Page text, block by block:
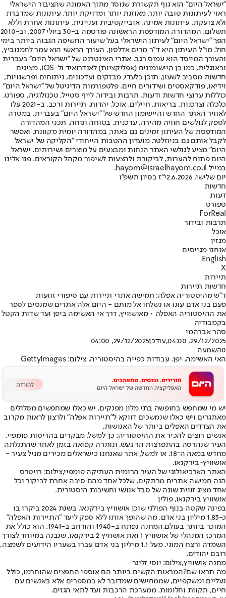
"ישראל היום" הוא גוף תקשורת שנוסד מתוך האמונה שהציבור הישראלי
ראוי לעיתונות טובה יותר, מאוזנת יותר ומדויקת יותר. עיתונות שמדברת
ולא צועקת. עיתונות אמינה, אובייקטיבית ועניינית. עיתונות אחרת וללא
תשלום. המהדורה המודפסת הראשונה פורסמה ב-30 ביולי 2007, וב-2010
הפך "ישראל היום" לעיתון הישראלי בעל שיעור החשיפה הגבוה ביותר בימי
חול. מו"ל העיתון היא ד"ר מרים אדלסון. העורך הראשי הוא עמר לחמנוביץ,
והעורך המייסד הוא עמוס רגב. אתרי האינטרנט של "ישראל היום" בעברית
ובאנגלית, כמו כן היישומונים (אפליקציות) לאנדרואיד ול-iOS, מציגים
חדשות מסביב לשעון, תוכן בלעדי, מבזקים ועדכונים, ניתוחים ופרשנויות,
וידיאו, פודקאסטים ושידורים חיים. פלטפורמות הדיגיטל של "ישראל היום"
כוללות ערוצי חדשות ודעות, תרבות ובידור, לייף סטייל, טכנולוגיה, ספורט,
כלכלה וצרכנות, בריאות, חיילים, אוכל, יהדות, תיירות ורכב. ב-2021 עלו
לאוויר האתר החדש והיישומון החדש של "ישראל היום" בעברית, במטרה
לספק לגולשים חוויה מהירה, עדכנית, בטוחה ונוחה. תכני המהדורה
המודפסת של העיתון זמינים גם באתר, במהדורה יומית מקוונת, ואפשר
לקבל אותם גם בניוזלטר. מועדון ההטבות הייחודי "הקליקה של ישראל
היום" מציע לגולשי האתר הנחות ומבצעים על מוצרים ושירותים. ישראל
היום פתוח להערות, לביקורת ולהצעות לשיפור מקהל הקוראים. פנו אלינו
במייל hayom@israelhayom.co.il.
יום שלישי, 2.6.2026
י"ז בסיון תשפ"ו
חדשות
דעות
ספורט
ForReal
תרבות ובידור
אוכל
מגזין
אנחנו מגייסים
English
X
תיירות
חדשות תיירות
ד"ש מהיסטוריה אפלה: חמישה אתרי תיירות עם סיפורי זוועות
פעם בני אדם עונו או נשלחו אל מותם - היום אלה אתרים שמנסים לספר
את ההיסטוריה האפלה • מאושוויץ, דרך אי האשימה ביפן ועד שדות הקטל
בקמבודיה
סהר אברהמי
29/12/2025, 04:00
,עודכן29/12/2025, 04:00
0השמעה
האי האשימה, יפן. עבודות כפייה בהיסטוריה. צילום: GettyImages
יש מי שמחפש בחופשה בתי מלון מפנקים, יש כאלו שמחפשים מסלולים
מאתגרים ויש כאלו שנמשכים דווקא ל"תיירות אפלה" ולרצון לראות מקרוב
את הצדדים האפלים ביותר של האנושות.
אנשים רוצים להכיר את ההיסטוריה: כך למשל, מבקרים בהריסות פומפיי,
העיר שנהרסה בהתפרצות הר געש, ונותרה קפואה בזמן לאחר שהתגלתה
מחדש במאה ה־18
. או למשל, אתר שאנחנו כישראלים מכירים מגיל צעיר -
אושוויץ-בירקנאו.
האתר הארכיאולוגי של העיר הרומית העתיקה פומפיי,צילום: רויטרס
הנה חמישה אתרים מרתקים, שלכל אחד מהם סיבה אחרת לביקור וכל
אחד מציג זווית שונה של סבל אנושי וחשיבות היסטורית.
אושוויץ בירקנאו, פולין
בפינה שקטה בנוף הפולני שוכן אושוויץ בירקנאו. בשנת 2024 ביקרו בו
כ-1.83 מיליון בני אדם, מה שהופך אותו ללא ספק ליעד "התיירות האפלה"
המוכר ביותר בעולם.
המחנה נפתח ב-1940 והורחב ב-1941. הוא כולל את
המרכז המנהלי של אושוויץ 1 ואת אושוויץ 2 בירקנאו, שנבנה במיוחד לצורך
השמדה ורצח המוני. מעל 1.1 מיליון בני אדם עברו בשעריו הידועים לשמצה,
רובם יהודים.
מחנה אושוויץ,צילום: יוסי זליגר
מה תראו שם?המראות הקשים ביותר הם אוספי החפצים שהוחרמו, כולל
נעליים ומשקפיים, שממחישים שמדובר לא במספרים אלא באנשים עם
חיים, תקוות וחלומות. ממערכת הרכבות ועד לתאי הגזים.